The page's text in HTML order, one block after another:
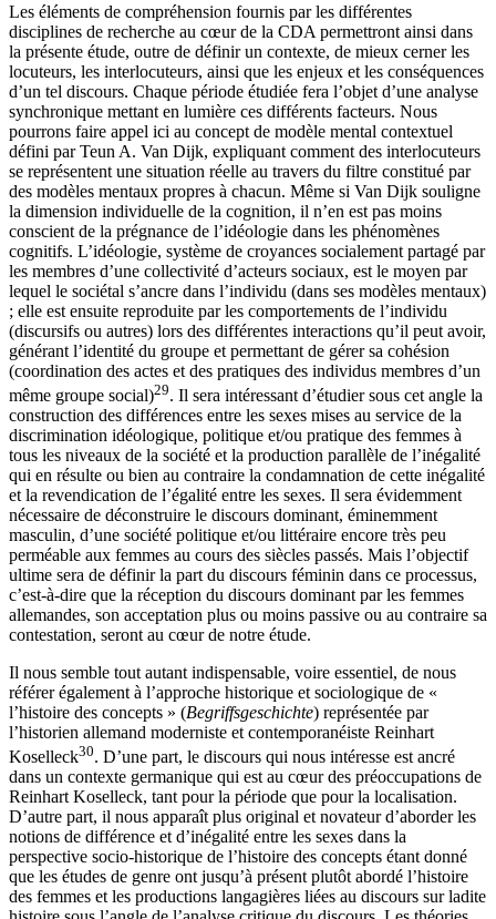
Les éléments de compréhension fournis par les différentes
disciplines de recherche au cœur de la CDA permettront ainsi dans
la présente étude, outre de définir un contexte, de mieux cerner les
locuteurs, les interlocuteurs, ainsi que les enjeux et les conséquences
d’un tel discours. Chaque période étudiée fera l’objet d’une analyse
synchronique mettant en lumière ces différents facteurs. Nous
pourrons faire appel ici au concept de modèle mental contextuel
défini par Teun A. Van Dijk, expliquant comment des interlocuteurs
se représentent une situation réelle au travers du filtre constitué par
des modèles mentaux propres à chacun. Même si Van Dijk souligne
la dimension individuelle de la cognition, il n’en est pas moins
conscient de la prégnance de l’idéologie dans les phénomènes
cognitifs. L’idéologie, système de croyances socialement partagé par
les membres d’une collectivité d’acteurs sociaux, est le moyen par
lequel le sociétal s’ancre dans l’individu (dans ses modèles mentaux)
; elle est ensuite reproduite par les comportements de l’individu
(discursifs ou autres) lors des différentes interactions qu’il peut avoir,
générant l’identité du groupe et permettant de gérer sa cohésion
(coordination des actes et des pratiques des individus membres d’un
même groupe social)29. Il sera intéressant d’étudier sous cet angle la
construction des différences entre les sexes mises au service de la
discrimination idéologique, politique et/ou pratique des femmes à
tous les niveaux de la société et la production parallèle de l’inégalité
qui en résulte ou bien au contraire la condamnation de cette inégalité
et la revendication de l’égalité entre les sexes. Il sera évidemment
nécessaire de déconstruire le discours dominant, éminemment
masculin, d’une société politique et/ou littéraire encore très peu
perméable aux femmes au cours des siècles passés. Mais l’objectif
ultime sera de définir la part du discours féminin dans ce processus,
c’est-à-dire que la réception du discours dominant par les femmes
allemandes, son acceptation plus ou moins passive ou au contraire sa
contestation, seront au cœur de notre étude.
Il nous semble tout autant indispensable, voire essentiel, de nous
référer également à l’approche historique et sociologique de «
l’histoire des concepts » (Begriffsgeschichte) représentée par
l’historien allemand moderniste et contemporanéiste Reinhart
Koselleck30. D’une part, le discours qui nous intéresse est ancré
dans un contexte germanique qui est au cœur des préoccupations de
Reinhart Koselleck, tant pour la période que pour la localisation.
D’autre part, il nous apparaît plus original et novateur d’aborder les
notions de différence et d’inégalité entre les sexes dans la
perspective socio-historique de l’histoire des concepts étant donné
que les études de genre ont jusqu’à présent plutôt abordé l’histoire
des femmes et les productions langagières liées au discours sur ladite